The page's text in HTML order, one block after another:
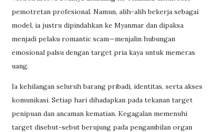
pemotretan profesional. Namun, alih-alih bekerja sebagai
model, ia justru dipindahkan ke Myanmar dan dipaksa
menjadi pelaku romantic scam—menjalin hubungan
emosional palsu dengan target pria kaya untuk memeras
uang.
Ia kehilangan seluruh barang pribadi, identitas, serta akses
komunikasi. Setiap hari dihadapkan pada tekanan target
penipuan dan ancaman kematian. Kegagalan memenuhi
target disebut-sebut berujung pada pengambilan organ